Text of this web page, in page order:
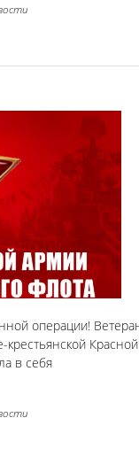
операции!
крестьянской
в себя